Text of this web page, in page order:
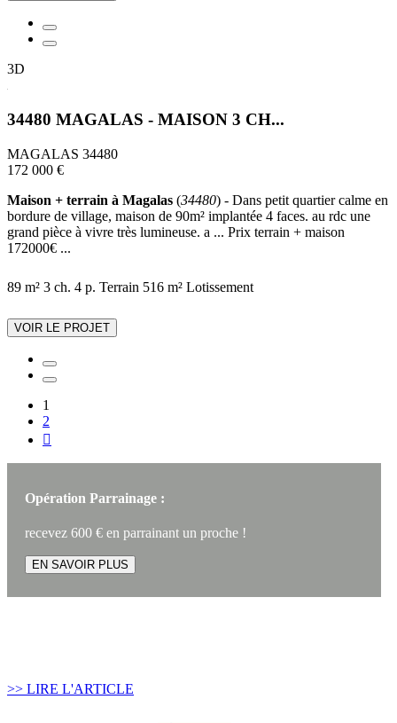
3D
34480 MAGALAS - MAISON 3 CH...
MAGALAS 34480
172 000 €
Maison + terrain à Magalas (34480) - Dans petit quartier calme en
bordure de village, maison de 90m² implantée 4 faces. au rdc une
grand pièce à vivre très lumineuse. a ... Prix terrain + maison
172000€ ...
89 m² 3 ch. 4 p. Terrain 516 m² Lotissement
VOIR LE PROJET
1
2

Opération Parrainage :
recevez 600 € en parrainant un proche !
EN SAVOIR PLUS
>> LIRE L'ARTICLE